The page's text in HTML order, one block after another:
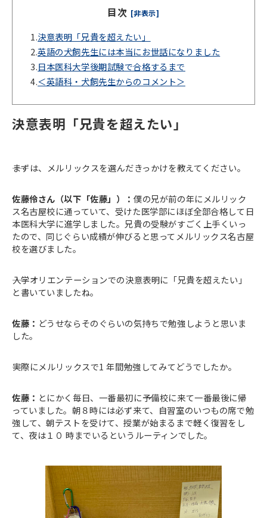
目次 [非表示]
1.決意表明「兄貴を超えたい」
2.英語の犬飼先生には本当にお世話になりました
3.日本医科大学後期試験で合格するまで
4.＜英語科・犬飼先生からのコメント＞
決意表明「兄貴を超えたい」
――まずは、メルリックスを選んだきっかけを教えてください。
佐藤伶さん（以下「佐藤」）：僕の兄が前の年にメルリック
ス名古屋校に通っていて、受けた医学部にほぼ全部合格して日
本医科大学に進学しました。兄貴の受験がすごく上手くいっ
たので、同じぐらい成績が伸びると思ってメルリックス名古屋
校を選びました。
――入学オリエンテーションでの決意表明に「兄貴を超えたい」
と書いていましたね。
佐藤： どうせならそのぐらいの気持ちで勉強しようと思いま
した。
――実際にメルリックスで1 年間勉強してみてどうでしたか。
佐藤： とにかく毎日、一番最初に予備校に来て一番最後に帰
っていました。朝８時には必ず来て、自習室のいつもの席で勉
強して、朝テストを受けて、授業が始まるまで軽く復習をし
て、夜は１０ 時までいるというルーティンでした。